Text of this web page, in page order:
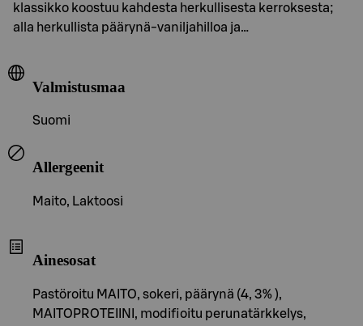
klassikko koostuu kahdesta herkullisesta kerroksesta;
alla herkullista päärynä-vaniljahilloa ja…
Valmistusmaa
Suomi
Allergeenit
Maito, Laktoosi
Ainesosat
Pastöroitu MAITO, sokeri, päärynä (4, 3% ),
MAITOPROTEIINI, modifioitu perunatärkkelys,